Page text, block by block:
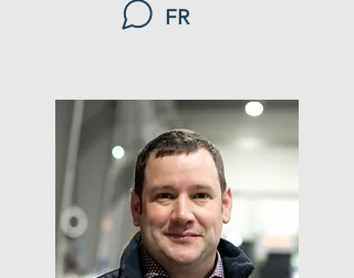
FR